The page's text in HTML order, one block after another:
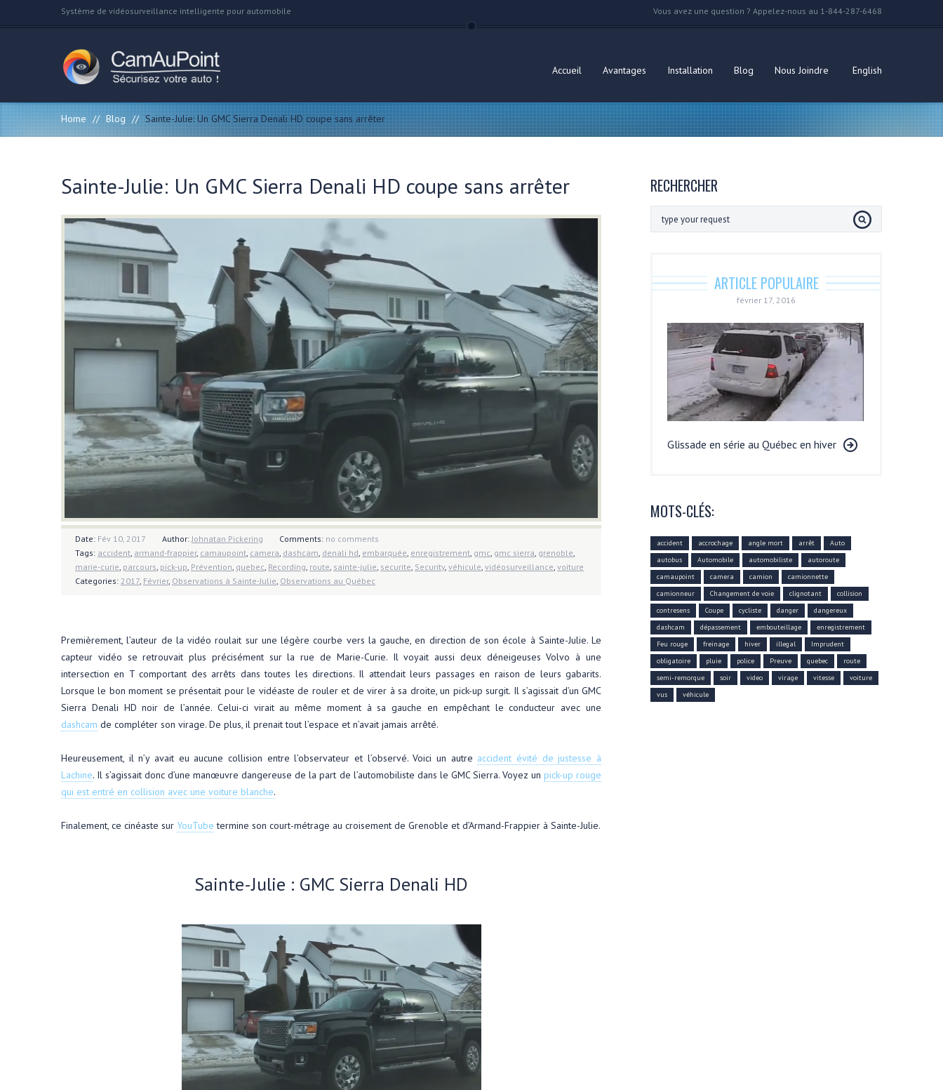
Système de vidéosurveillance intelligente pour automobile Vous avez une question ? Appelez-nous au 1-844-287-6468
Accueil Avantages Installation Blog Nous Joindre English
Home // Blog // Sainte-Julie: Un GMC Sierra Denali HD coupe sans arrêter
Sainte-Julie: Un GMC Sierra Denali HD coupe sans arrêter
Date: Fév 10, 2017 Author:Johnatan Pickering Comments: no comments
Tags: accident, armand-frappier, camaupoint, camera, dashcam, denali hd, embarquée, enregistrement, gmc, gmc sierra, grenoble,
marie-curie, parcours, pick-up, Prévention, quebec, Recording, route, sainte-julie, securite, Security, véhicule, vidéosurveillance, voiture
Categories: 2017, Février, Observations à Sainte-Julie, Observations au Québec
Premièrement, l’auteur de la vidéo roulait sur une légère courbe vers la gauche, en direction de son école à Sainte-Julie. Le
capteur vidéo se retrouvait plus précisément sur la rue de Marie-Curie. Il voyait aussi deux déneigeuses Volvo à une
intersection en T comportant des arrêts dans toutes les directions. Il attendait leurs passages en raison de leurs gabarits.
Lorsque le bon moment se présentait pour le vidéaste de rouler et de virer à sa droite, un pick-up surgit. Il s’agissait d’un GMC
Sierra Denali HD noir de l’année. Celui-ci virait au même moment à sa gauche en empêchant le conducteur avec une
dashcam de compléter son virage. De plus, il prenait tout l’espace et n’avait jamais arrêté.
Heureusement, il n’y avait eu aucune collision entre l’observateur et l’observé. Voici un autre accident évité de justesse à
Lachine. Il s’agissait donc d’une manœuvre dangereuse de la part de l’automobiliste dans le GMC Sierra. Voyez un pick-up rouge
qui est entré en collision avec une voiture blanche.
Finalement, ce cinéaste sur YouTube termine son court-métrage au croisement de Grenoble et d’Armand-Frappier à Sainte-Julie.
Sainte-Julie : GMC Sierra Denali HD
RECHERCHER
ARTICLE POPULAIRE
février 17, 2016
Glissade en série au Québec en hiver
MOTS-CLÉS:
accident accrochage angle mort arrêt
Auto
autobus
Automobile automobiliste
autoroute
camaupoint
camera camion
camionnette
camionneur
Changement de voie clignotant
collision
contresens
Coupe cycliste danger
dangereux
dashcam
dépassement embouteillage
enregistrement
Feu rouge
freinage hiver illegal
Imprudent
obligatoire
pluie police Preuve quebec
route
semi-remorque
soir video virage vitesse
voiture
vus
véhicule